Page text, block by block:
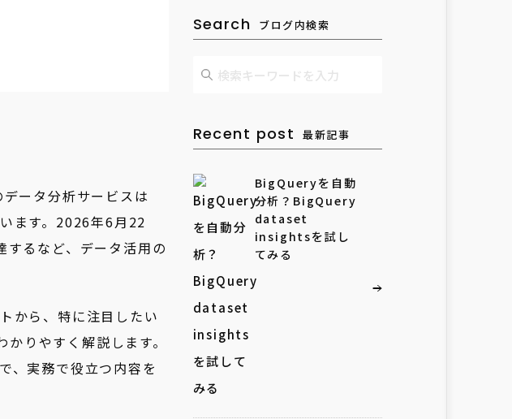
ータ分析サービスは
ます。2026年6月22
るなど、データ活用の
から、特に注目したい
りやすく解説します。
、実務で役立つ内容を
Search ブログ内検索
Recent post 最新記事
BigQueryを自動
分析？BigQuery
dataset
insightsを試し
てみる